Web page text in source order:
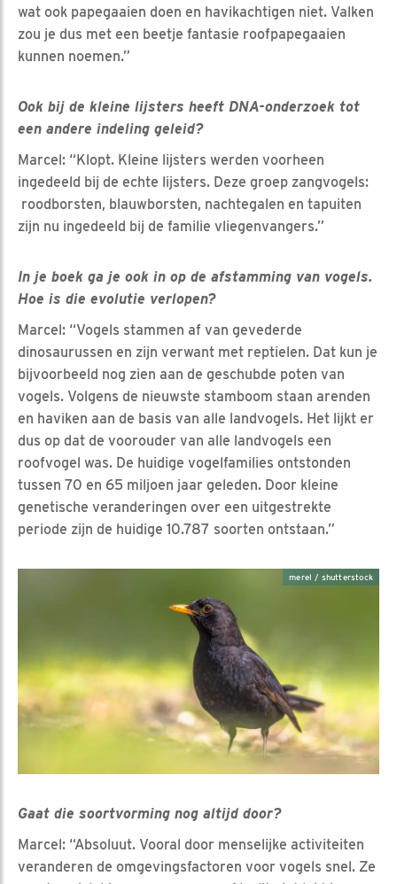
wat ook papegaaien doen en havikachtigen niet. Valken
zou je dus met een beetje fantasie roofpapegaaien
kunnen noemen.”
Ook bij de kleine lijsters heeft DNA-onderzoek tot
een andere indeling geleid?
Marcel: “Klopt. Kleine lijsters werden voorheen
ingedeeld bij de echte lijsters. Deze groep zangvogels:
roodborsten, blauwborsten, nachtegalen en tapuiten
zijn nu ingedeeld bij de familie vliegenvangers.”
In je boek ga je ook in op de afstamming van vogels.
Hoe is die evolutie verlopen?
Marcel: “Vogels stammen af van gevederde
dinosaurussen en zijn verwant met reptielen. Dat kun je
bijvoorbeeld nog zien aan de geschubde poten van
vogels. Volgens de nieuwste stamboom staan arenden
en haviken aan de basis van alle landvogels. Het lijkt er
dus op dat de voorouder van alle landvogels een
roofvogel was. De huidige vogelfamilies ontstonden
tussen 70 en 65 miljoen jaar geleden. Door kleine
genetische veranderingen over een uitgestrekte
periode zijn de huidige 10.787 soorten ontstaan.”
merel / shutterstock
Gaat die soortvorming nog altijd door?
Marcel: “Absoluut. Vooral door menselijke activiteiten
veranderen de omgevingsfactoren voor vogels snel. Ze